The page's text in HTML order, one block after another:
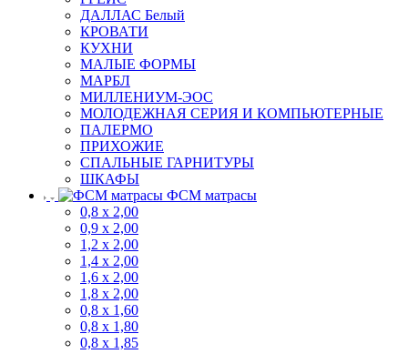
ДАЛЛАС Белый
КРОВАТИ
КУХНИ
МАЛЫЕ ФОРМЫ
МАРБЛ
МИЛЛЕНИУМ-ЭОС
МОЛОДЕЖНАЯ СЕРИЯ И КОМПЬЮТЕРНЫЕ
ПАЛЕРМО
ПРИХОЖИЕ
СПАЛЬНЫЕ ГАРНИТУРЫ
ШКАФЫ
ФСМ матрасы
0,8 х 2,00
0,9 х 2,00
1,2 х 2,00
1,4 х 2,00
1,6 х 2,00
1,8 х 2,00
0,8 х 1,60
0,8 х 1,80
0,8 х 1,85